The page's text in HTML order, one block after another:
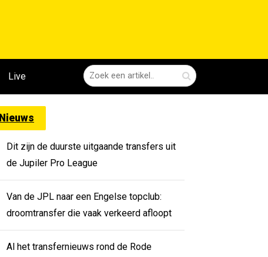
Live
Nieuws
Dit zijn de duurste uitgaande transfers uit
de Jupiler Pro League
Van de JPL naar een Engelse topclub:
droomtransfer die vaak verkeerd afloopt
Al het transfernieuws rond de Rode